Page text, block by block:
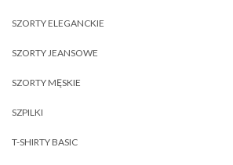
SZORTY ELEGANCKIE
SZORTY JEANSOWE
SZORTY MĘSKIE
SZPILKI
T-SHIRTY BASIC